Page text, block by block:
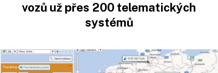
vozů už přes 200 telematických
systémů